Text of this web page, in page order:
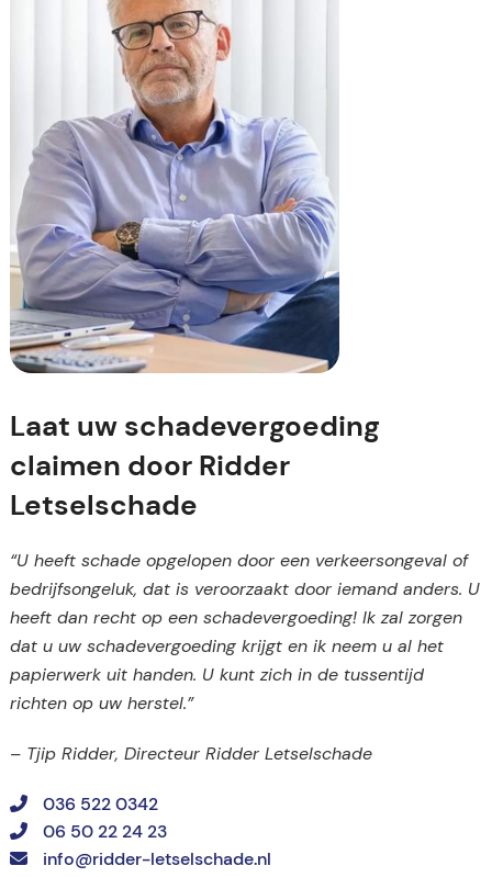
Laat uw schadevergoeding
claimen door Ridder
Letselschade
“U heeft schade opgelopen door een verkeersongeval of
bedrijfsongeluk, dat is veroorzaakt door iemand anders. U
heeft dan recht op een schadevergoeding! Ik zal zorgen
dat u uw schadevergoeding krijgt en ik neem u al het
papierwerk uit handen. U kunt zich in de tussentijd
richten op uw herstel.”
– Tjip Ridder, Directeur Ridder Letselschade
036 522 0342
06 50 22 24 23
info@ridder-letselschade.nl